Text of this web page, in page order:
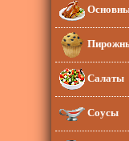
Салаты
Соусы